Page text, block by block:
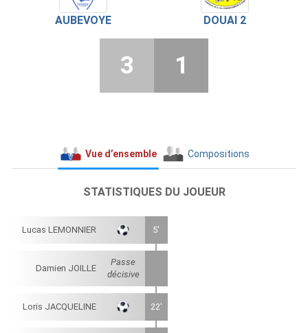
AUBEVOYE DOUAI 2
3 1
Vue d’ensemble Compositions
STATISTIQUES DU JOUEUR
Lucas LEMONNIER 5'
Damien JOILLE
Passe
décisive
Loris JACQUELINE 22'